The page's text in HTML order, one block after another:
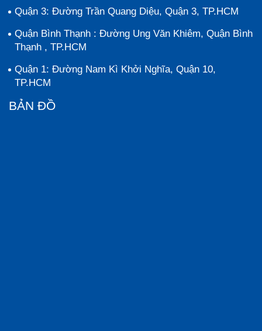
Quận 3: Đường Trần Quang Diệu, Quận 3, TP.HCM
Quận Bình Thạnh : Đường Ung Văn Khiêm, Quận Bình
Thạnh , TP.HCM
Quận 1: Đường Nam Kì Khởi Nghĩa, Quận 10,
TP.HCM
BẢN ĐỒ